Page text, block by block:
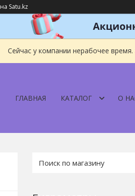
на Satu.kz
Сейчас у компании нерабочее
ГЛАВНАЯ КАТАЛОГ О